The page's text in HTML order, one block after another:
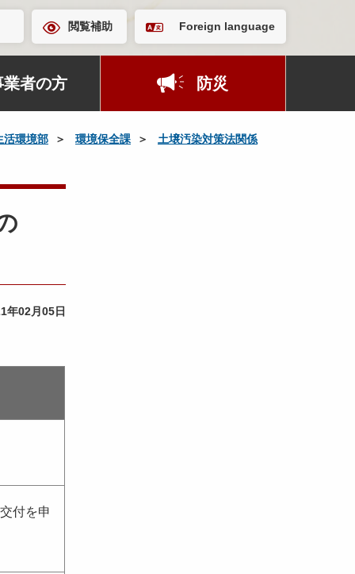
閲覧補助 Foreign language
業者の方 防災
活環境部 環境保全課 土壌汚染対策法関係
年02月05日
付を申